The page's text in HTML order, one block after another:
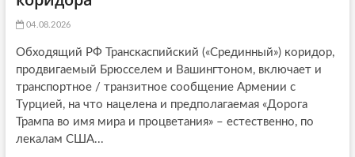
04.08.2026
Обходящий РФ Транскаспийский («Срединный») коридор,
продвигаемый Брюсселем и Вашингтоном, включает и
транспортное / транзитное сообщение Армении с
Турцией, на что нацелена и предполагаемая «Дорога
Трампа во имя мира и процветания» – естественно, по
лекалам США...